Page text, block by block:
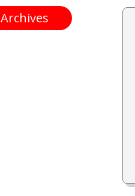
Archives